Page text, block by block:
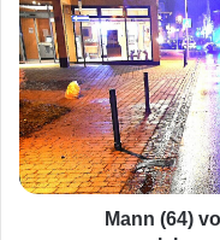
a
n
n
(
6
4
)
v
Mann (64)